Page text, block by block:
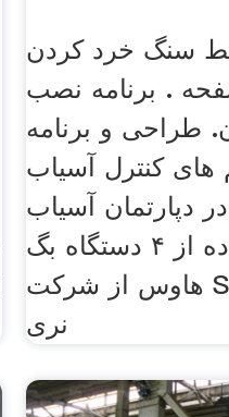
سنگ خرد کردن
. برنامه نصب
طراحی و برنامه
کنترل آسیاب
دپارتمان آسیاب
سیمان استفاده از ۴ دستگاه بگ
هاوس از شرکت Scheuch به >>
نرى